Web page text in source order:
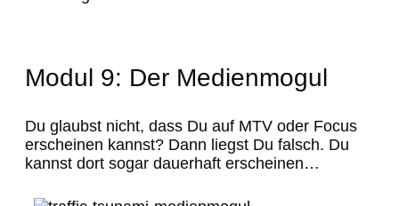
Modul 9: Der Medienmogul
Du glaubst nicht, dass Du auf MTV oder Focus
erscheinen kannst? Dann liegst Du falsch. Du
kannst dort sogar dauerhaft erscheinen…